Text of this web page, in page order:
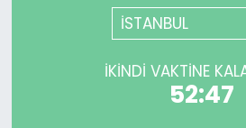
İSTANBUL
İKINDI VAKTINE
52:47
Süper Lig Puan Durumu
Tüm Manşetler